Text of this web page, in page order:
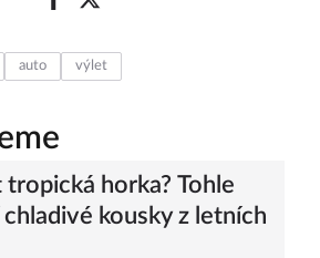
auto výlet
horka? Tohle
kousky z letních